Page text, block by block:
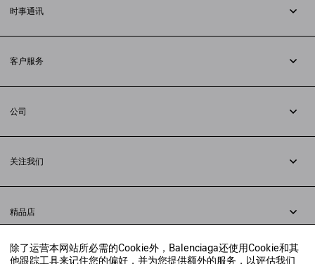
除了运营本网站所必需的Cookie外，Balenciaga还使用Cookie和其
他跟踪工具来记住您的偏好，并为您提供额外的服务，以评估我们
时事通讯
客户服务
配送方式
支付
常见问题解答
公司
法律问题
联合国世界粮食计划署
举报平台
关注我们
小红书
精品店
寻找附近的精品店
实时聊天客服